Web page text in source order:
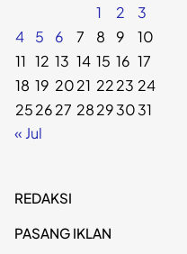
1
2
3
4
5 6 7 8 9
10
11 12 13 14 15 16 17
18 19 2021 2223 24
252627 28293031
« Jul
REDAKSI
PASANG IKLAN